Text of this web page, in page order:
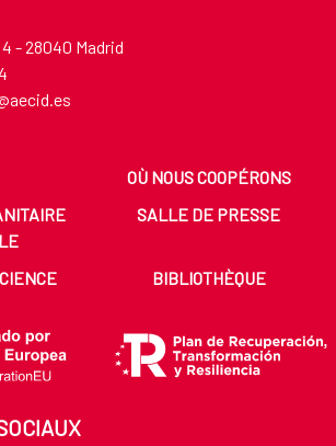
- 28040 Madrid
OÙ NOUS COOPÉRONS
SALLE DE PRESSE
BIBLIOTHÈQUE